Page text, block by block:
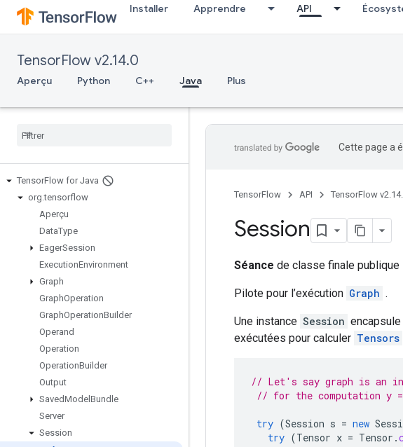
Installer Apprendre API
TensorFlow v2.14.0
Aperçu Python C++ Java Plus
TensorFlow for Java
org.tensorflow
Aperçu
DataType
EagerSession
ExecutionEnvironment
Graph
GraphOperation
GraphOperationBuilder
Operand
Operation
OperationBuilder
Output
SavedModel Bundle
Server
Session
Cette page a
TensorFlow API TensorFlow
Session
Séance de classe finale publique
Pilote pour l’exécution Graph .
Une instance Session
exécutées pour calculer Tensors
// Let's say graph is an
// for the computation y
try (Session s = new
try (Tensor x = Tensor .